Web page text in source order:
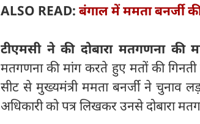
ALSO READ: बंगाल में ममता बनर्जी
टीएमसी ने की दोबारा मतगणना की
मतगणना की मांग करते हुए मतों की
सीट से मुख्यमंत्री ममता बनर्जी ने चुनाव
अधिकारी को पत्र लिखकर उनसे दोबारा